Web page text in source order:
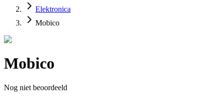
Elektronica
Mobico
Mobico
Nog niet beoordeeld